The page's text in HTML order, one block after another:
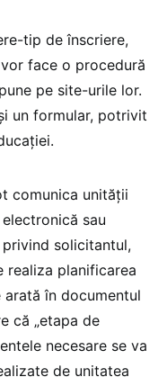
tip de înscriere,
face o procedură
pe site-urile lor.
un formular, potrivit
comunica unității
sau
solicitantul,
realiza planificarea
arată în documentul
că „etapa de
necesare se va
de unitatea